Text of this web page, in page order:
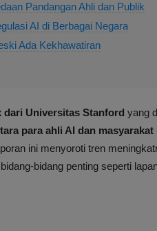
Pandangan Ahli dan Publik
AI di Berbagai Negara
Ada Kekhawatiran
dari Universitas Stanford yang
para ahli AI dan masyarakat
ini menyoroti tren
bidang penting seperti